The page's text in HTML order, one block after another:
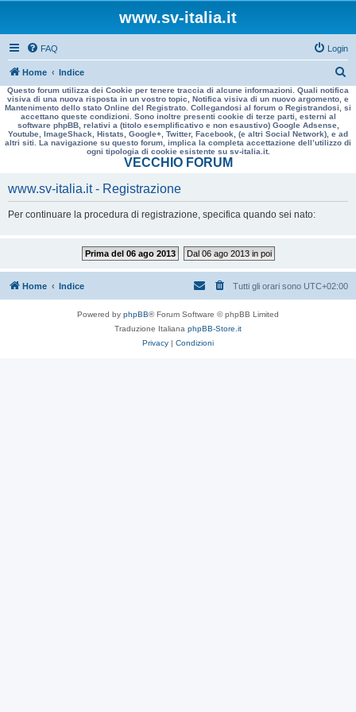
www.sv-italia.it
FAQ Login
Home Indice
e
r
a
Questo forum utilizza dei Cookie per tenere traccia di alcune informazioni. Quali notifica
visiva di una nuova risposta in un vostro topic, Notifica visiva di un nuovo argomento, e
Mantenimento dello stato Online del Registrato. Collegandosi al forum o Registrandosi, si
accettano queste condizioni. Sono inoltre presenti cookie di terze parti, esterni al
software phpBB, relativi a (titolo esemplificativo e non esaustivo) Google Adsense,
Youtube, ImageShack, Histats, Google+, Twitter, Facebook, (e altri Social Network), e ad
altri siti. La navigazione su questo forum, implica la completa accettazione dell’utilizzo di
ogni tipologia di cookie esistente su sv-italia.it.
VECCHIO FORUM
www.sv-italia.it - Registrazione
Per continuare la procedura di registrazione, specifica quando sei nato:
Prima del 06 ago 2013 Dal 06 ago 2013 in poi
Home Indice Tutti gli orari sono UTC+02:00
Powered by phpBB® Forum Software © phpBB Limited
Traduzione Italiana phpBB-Store.it
Privacy | Condizioni